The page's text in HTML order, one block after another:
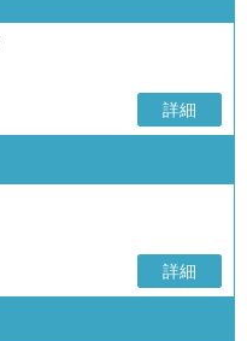
詳細
詳細